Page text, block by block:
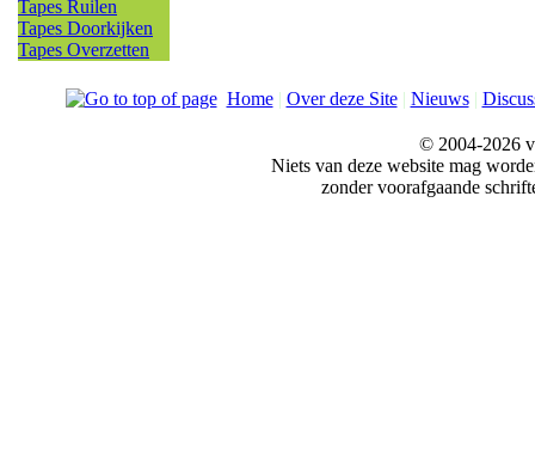
Tapes Ruilen
Tapes Doorkijken
Tapes Overzetten
Home| Over deze Site| Nieuws|
© 2004-2026
Niets van deze website mag
zonder voorafgaande